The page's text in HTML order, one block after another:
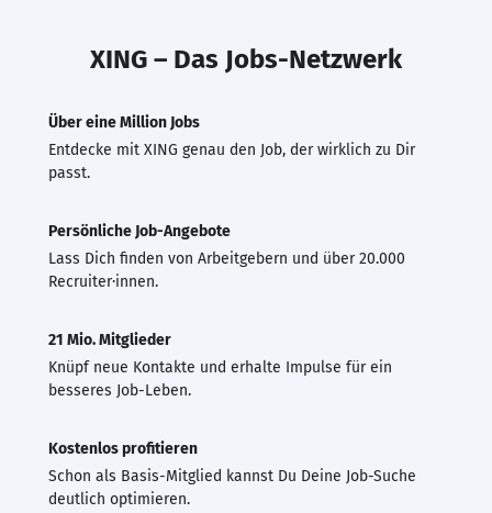
XING – Das Jobs-Netzwerk
Über eine Million Jobs
Entdecke mit XING genau den Job, der wirklich zu Dir
passt.
Persönliche Job-Angebote
Lass Dich finden von Arbeitgebern und über 20.000
Recruiter·innen.
21 Mio. Mitglieder
Knüpf neue Kontakte und erhalte Impulse für ein
besseres Job-Leben.
Kostenlos profitieren
Schon als Basis-Mitglied kannst Du Deine Job-Suche
deutlich optimieren.